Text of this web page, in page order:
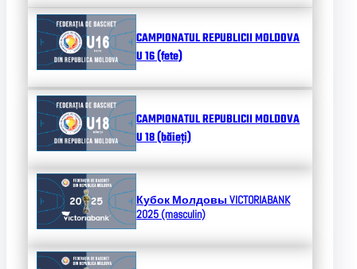
CAMPIONATUL REPUBLICII MOLDOVA
U 16 (fete)
CAMPIONATUL REPUBLICII MOLDOVA
U 18 (băieți)
Кубок МолдовыVICTORIABANK
2025 (masculin)